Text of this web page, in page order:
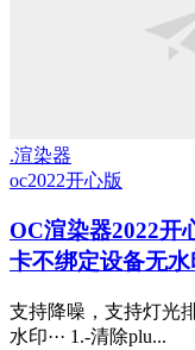
.渲染器
oc2022开心版
OC渲染器2022开
卡不绑定设备无水
支持降噪，支持灯光
水印··· 1.-清除plu...